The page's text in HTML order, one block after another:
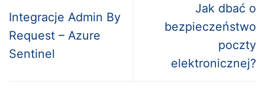
Integracje Admin By
Request – Azure
Sentinel
Jak dbać o
bezpieczeństwo
poczty
elektronicznej?